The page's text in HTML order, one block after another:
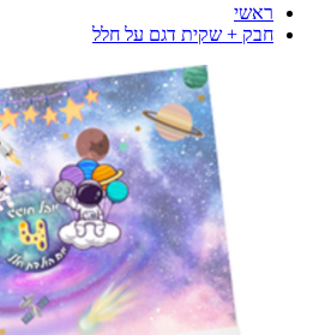
ראשי
חבק + שקית דגם על חלל